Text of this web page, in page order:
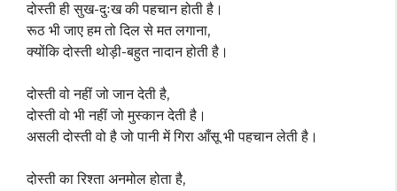
दोस्ती ही सुख-दुःख की पहचान होती है।
रूठ भी जाए हम तो दिल से मत लगाना,
क्योंकि दोस्ती थोड़ी-बहुत नादान होती है।
दोस्ती वो नहीं जो जान देती है,
दोस्ती वो भी नहीं जो मुस्कान देती है।
असली दोस्ती वो है जो पानी में गिरा आँसू भी पहचान लेती है।
दोस्ती का रिश्ता अनमोल होता है,